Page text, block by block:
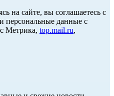
на сайте, вы соглашаетесь с
персональные данные с
Метрика, top.mail.ru,